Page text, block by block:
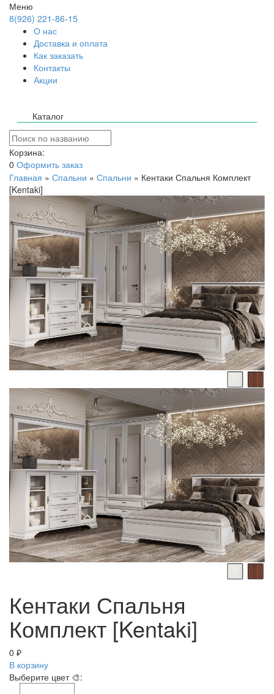
Меню
8(926) 221-86-15
О нас
Доставка и оплата
Как заказать
Контакты
Акции
Каталог
Корзина:
0 Оформить заказ
Главная » Спальни » Спальни » Кентаки Спальня Комплект
[Kentaki]
Кентаки Спальня
Комплект [Kentaki]
0 ₽
В корзину
Выберите цвет 🎨: